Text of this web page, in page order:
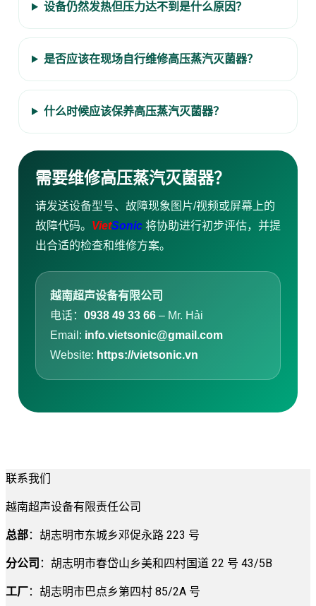
设备仍然发热但压力达不到是什么原因？
是否应该在现场自行维修高压蒸汽灭菌器？
什么时候应该保养高压蒸汽灭菌器？
需要维修高压蒸汽灭菌器？
请发送设备型号、故障现象图片/视频或屏幕上的
故障代码。 VietSonic 将协助进行初步评估，并提
出合适的检查和维修方案。
越南超声设备有限公司
电话： 0938 49 33 66 – Mr. Hải
Email: info.vietsonic@gmail.com
Website: https://vietsonic.vn
联系我们
越南超声设备有限责任公司
总部：胡志明市东城乡邓促永路 223 号
分公司 ：胡志明市春岱山乡美和四村国道 22 号 43/5B
工厂：胡志明市巴点乡第四村 85/2A 号